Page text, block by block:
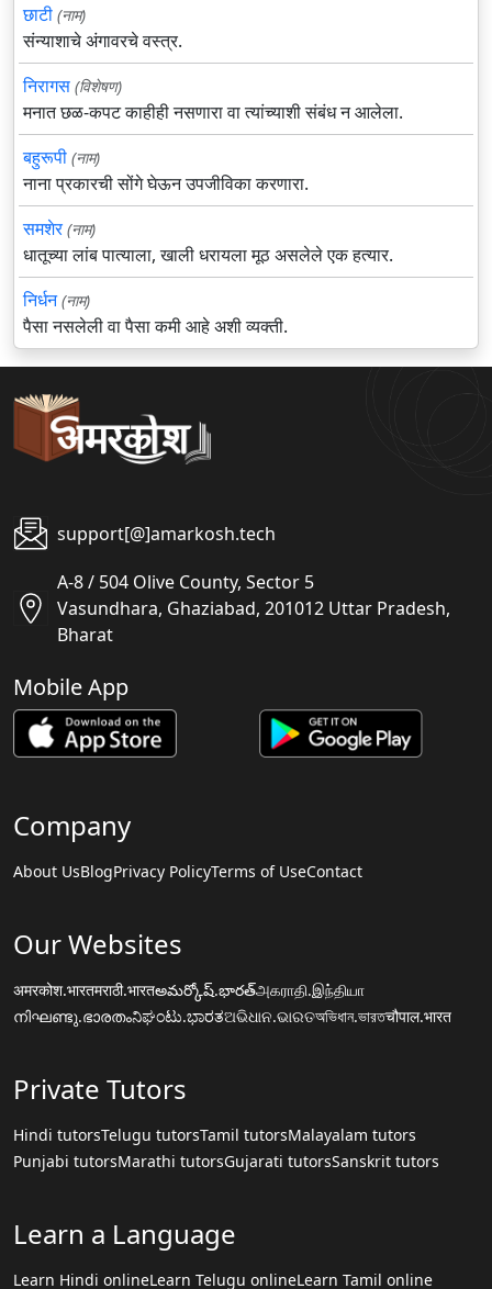
छाटी (नाम)
संन्याशाचे अंगावरचे वस्त्र.
निरागस (विशेषण)
मनात छळ-कपट काहीही नसणारा वा त्यांच्याशी संबंध न आलेला.
बहुरूपी (नाम)
नाना प्रकारची सोंगे घेऊन उपजीविका करणारा.
समशेर (नाम)
धातूच्या लांब पात्याला, खाली धरायला मूठ असलेले एक हत्यार.
निर्धन (नाम)
पैसा नसलेली वा पैसा कमी आहे अशी व्यक्ती.
support[@]amarkosh.tech
A-8 / 504 Olive County, Sector 5
Vasundhara, Ghaziabad, 201012 Uttar Pradesh,
Bharat
Mobile App
Company
About UsBlogPrivacy PolicyTerms of UseContact
Our Websites
अमरकोश.भारतमराठी.भारतఅమర్కోష్.భారత్அகராதி.இந்தியா
നിഘണ്ടു.ഭാരതംನಿಘಂಟು.ಭಾರತଅଭିଧାନ.ଭାରତঅভিধান.ভারতचौपाल.भारत
Private Tutors
Hindi tutorsTelugu tutorsTamil tutorsMalayalam tutors
Punjabi tutorsMarathi tutorsGujarati tutorsSanskrit tutors
Learn a Language
Learn Hindi onlineLearn Telugu onlineLearn Tamil online